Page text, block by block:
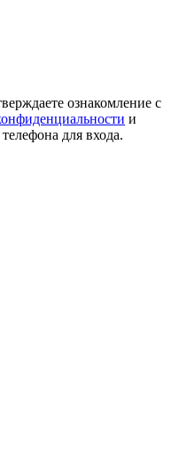
ознакомление с
и
для входа.